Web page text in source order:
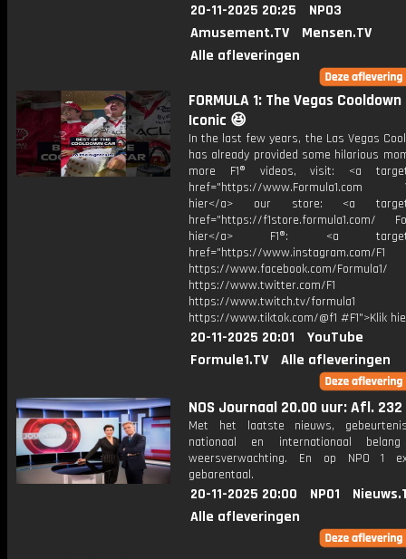
20-11-2025 20:25
NPO3
Amusement.TV
Mensen.TV
Alle afleveringen
FORMULA 1: The Vegas
Iconic 😆
In the last few years, the Las Vegas
has already provided some hilarious
more F1® videos, visit: <a
href="https://www.Formula1.com
hier</a> our store: <a
href="https://f1store.formula1.com/
hier</a> F1®: <a
href="https://www.instagram.com/F1
https://www.facebook.com/Formula1/
https://www.twitter.com/F1
https://www.twitch.tv/formula1
https://www.tiktok.com/@f1 #F1">Klik
20-11-2025 20:01
YouTube
Formule1.TV
Alle afleveringen
NOS Journaal 20.00 uur: Afl. 232
Met het laatste nieuws,
nationaal en internationaal
weersverwachting. En op NPO 1
gebarentaal.
20-11-2025 20:00 NPO1
Alle afleveringen